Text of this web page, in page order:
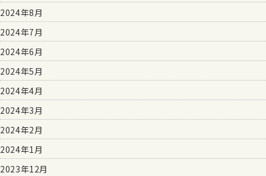
2024年8月
2024年7月
2024年6月
2024年5月
2024年4月
2024年3月
2024年2月
2024年1月
2023年12月